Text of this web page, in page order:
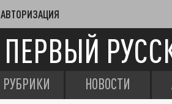
АВТОРИЗАЦИЯ
ПЕРВЫЙ
РУБРИКИ НОВОСТИ